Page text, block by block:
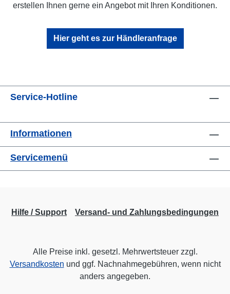
erstellen Ihnen gerne ein Angebot mit Ihren Konditionen.
Hier geht es zur Händleranfrage
Service-Hotline
Informationen
Servicemenü
Hilfe / Support Versand- und Zahlungsbedingungen
Alle Preise inkl. gesetzl. Mehrwertsteuer zzgl.
Versandkosten und ggf. Nachnahmegebühren, wenn nicht
anders angegeben.